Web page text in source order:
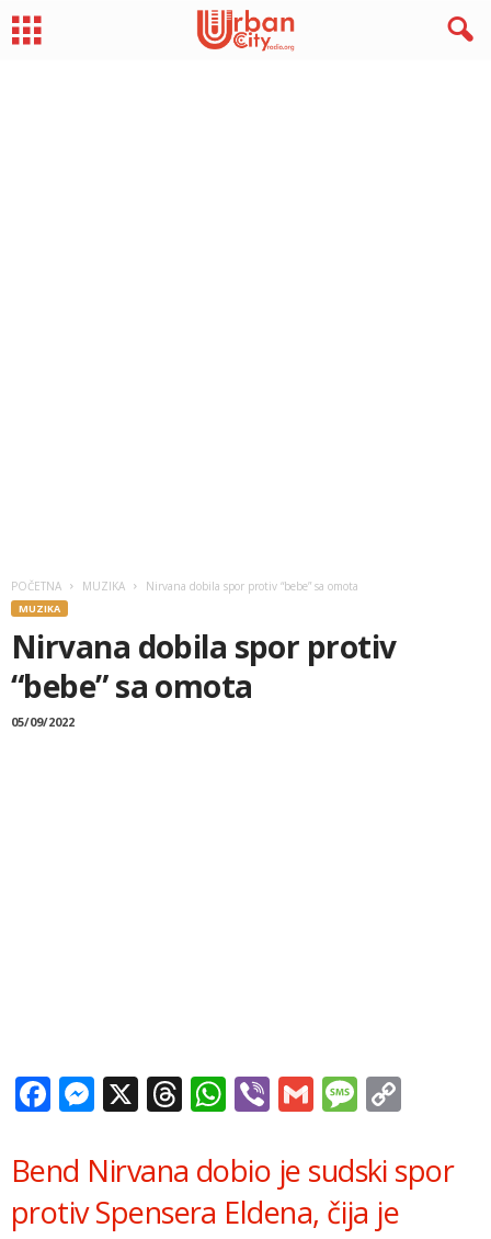
POČETNA MUZIKA Nirvana dobila spor protiv “bebe” sa omota
MUZIKA
Nirvana dobila spor protiv
“bebe” sa omota
05/09/2022
Facebook
Messenger
X Threads
WhatsApp
ViberGmail
Bend Nirvana dobio je sudski spor
protiv Spensera Eldena, čija je